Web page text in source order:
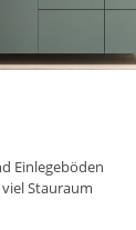
Einlegeböden
Stauraum